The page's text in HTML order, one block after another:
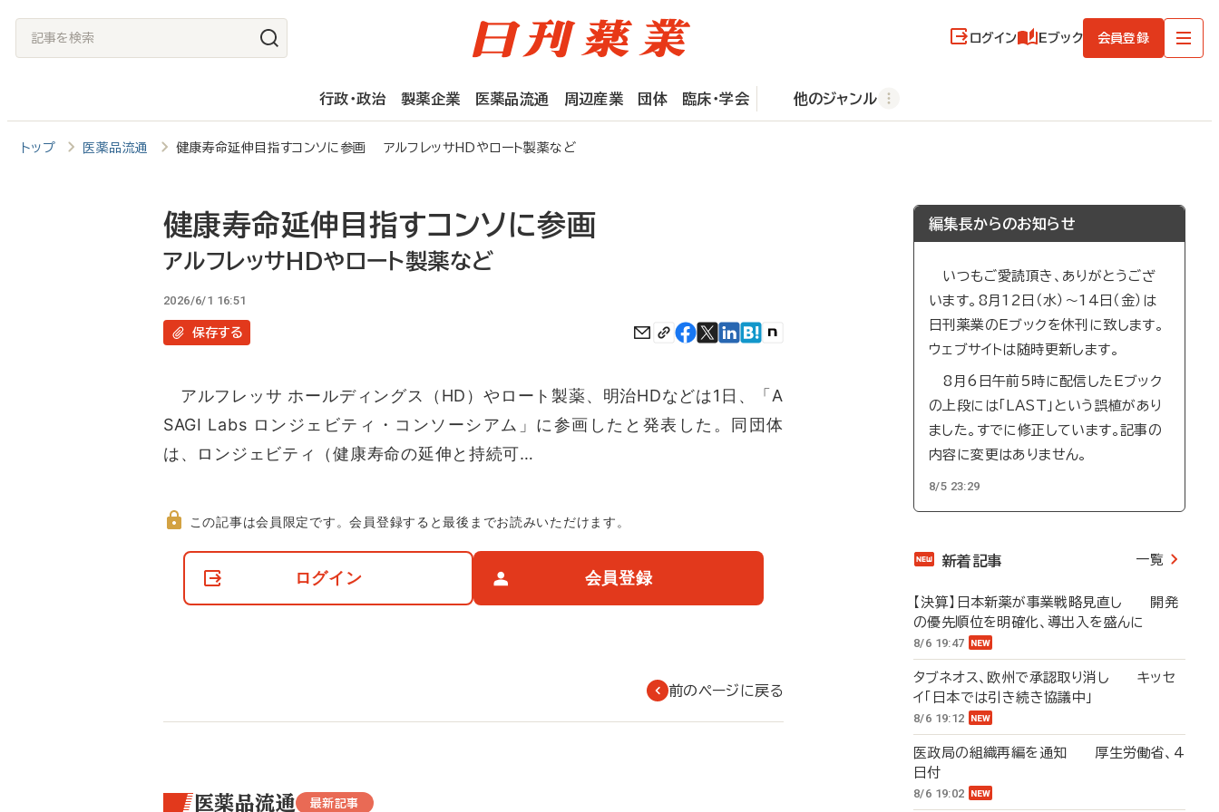
記
事
検
索
ログイン Eブック 会員登録
行政・政治 製薬企業 医薬品流通 周辺産業 団体 臨床・学会 他のジャンル
トップ 医薬品流通 健康寿命延伸目指すコンソに参画 アルフレッサHDやロート製薬など
健康寿命延伸目指すコンソに参画
アルフレッサHDやロート製薬など
2026/6/1 16:51
保存する
アルフレッサ ホールディングス（HD）やロート製薬、明治HDなどは1日、「A
SAGI Labs ロンジェビティ・コンソーシアム」に参画したと発表した。同団体
は、ロンジェビティ（健康寿命の延伸と持続可…
て
この記事は会員限定です。会員登録すると最後までお読みいただけます。
ログイン 会員登録
前のページに戻る
医薬品流通 最新記事
編集長からのお知らせ
いつもご愛読頂き、ありがとうござ
います。8月12日（水）～14日（金）は
日刊薬業のEブックを休刊に致します。
ウェブサイトは随時更新します。
8月6日午前5時に配信したEブック
の上段には「LAST」という誤植があり
ました。すでに修正しています。記事の
内容に変更はありません。
8/5 23:29
新着記事 一覧
【決算】日本新薬が事業戦略見直し 開発
の優先順位を明確化、導出入を盛んに
8/6 19:47
タブネオス、欧州で承認取り消し キッセ
イ「日本では引き続き協議中」
8/6 19:12
医政局の組織再編を通知 厚生労働省、4
日付
8/6 19:02